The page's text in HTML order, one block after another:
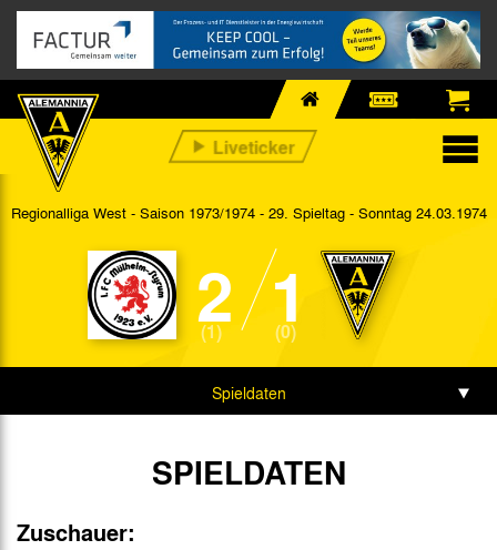
Regionalliga West - Saison 1973/1974 - 29. Spieltag - Sonntag 24.03.1974
2
(1) 1
(0)
Spieldaten
SPIELDATEN
Zuschauer: